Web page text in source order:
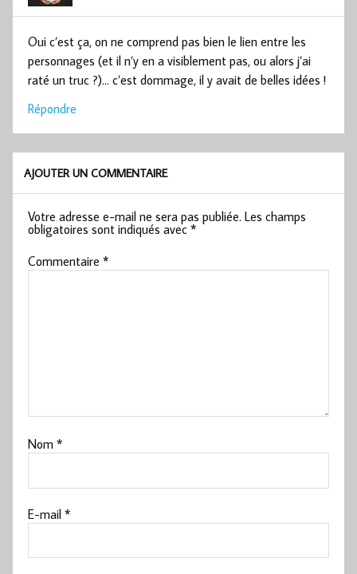
Oui c’est ça, on ne comprend pas bien le lien entre les
personnages (et il n’y en a visiblement pas, ou alors j’ai
raté un truc ?)… c’est dommage, il y avait de belles idées !
Répondre
AJOUTER UN COMMENTAIRE
Votre adresse e-mail ne sera pas publiée. Les champs
obligatoires sont indiqués avec*
Commentaire*
Nom*
E-mail*